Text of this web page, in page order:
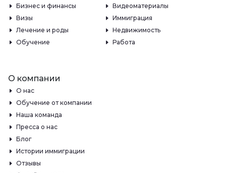
Бизнес и финансы
Видеоматериалы
Визы
Иммиграция
Лечение и роды
Недвижимость
Обучение
Работа
О компании
О нас
Обучение от компании
Наша команда
Пресса о нас
Блог
Истории иммиграции
Отзывы